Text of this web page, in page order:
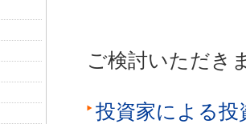
ご検討いただき
投資家による